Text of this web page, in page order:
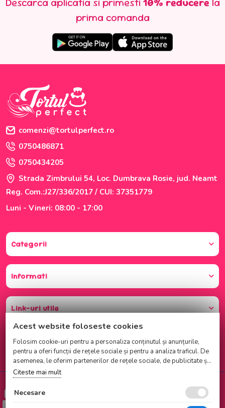
prima comanda
comenzi@tortulperfect.ro
0750486871
0750434205
Strada Zimbrului 54, Loc. Dumbrava Rosie, jud. Neamt
Reg. Com.:J27/336/2017 / CUI: 37351779
Luni - Vineri: 08:00 - 17:00
Categorii
Informati
Link-uri utile
Checkout securizat de Netopia
Acest website foloseste cookies
Folosim cookie-uri pentru a personaliza conținutul și anunțurile,
pentru a oferi funcții de rețele sociale și pentru a analiza traficul. De
asemenea, le oferim partenerilor de rețele sociale, de publicitate și
de analize informații cu privire la modul în care folosiți site-ul
nostru. Aceștia le pot combina cu alte informații oferite de dvs. sau
culese în urma folosirii serviciilor lor.
Citeste mai mult
Necesare